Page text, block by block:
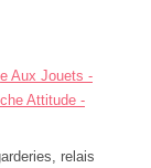
Aux Jouets -
Attitude -
relais